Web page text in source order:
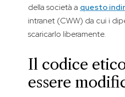
della società a questo
intranet (CWW) da cui i
scaricarlo liberamente.
Il codice
essere